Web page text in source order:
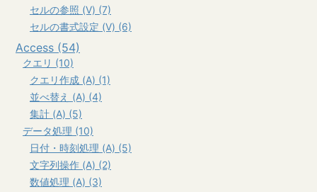
セルの参照 (V) (7)
セルの書式設定 (V) (6)
Access (54)
クエリ (10)
クエリ作成 (A) (1)
並べ替え (A) (4)
集計 (A) (5)
データ処理 (10)
日付・時刻処理 (A) (5)
文字列操作 (A) (2)
数値処理 (A) (3)